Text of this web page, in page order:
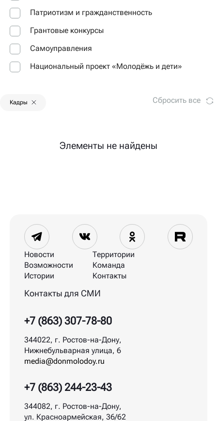
Патриотизм и гражданственность
Грантовые конкурсы
Самоуправления
Национальный проект «Молодёжь и дети»
Кадры Сбросить все
Элементы не найдены
+7 (863) 244-23-43
344082, г. Ростов-на-Дону,
ул. Красноармейская, 36/62
Контакты для СМИ
+7 (863) 307-78-80
344022, г. Ростов-на-Дону,
Нижнебульварная улица, 6
media@donmolodoy.ru
Новости
Возможности
Истории
Территории
Команда
Контакты